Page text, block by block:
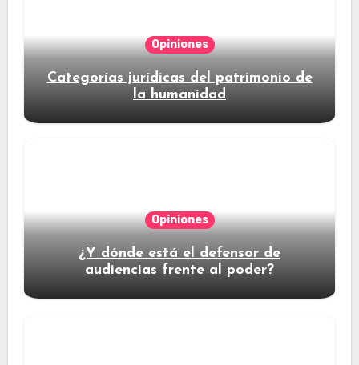
Opiniones
Categorías jurídicas del patrimonio de
la humanidad
Opiniones
¿Y dónde está el defensor de
audiencias frente al poder?